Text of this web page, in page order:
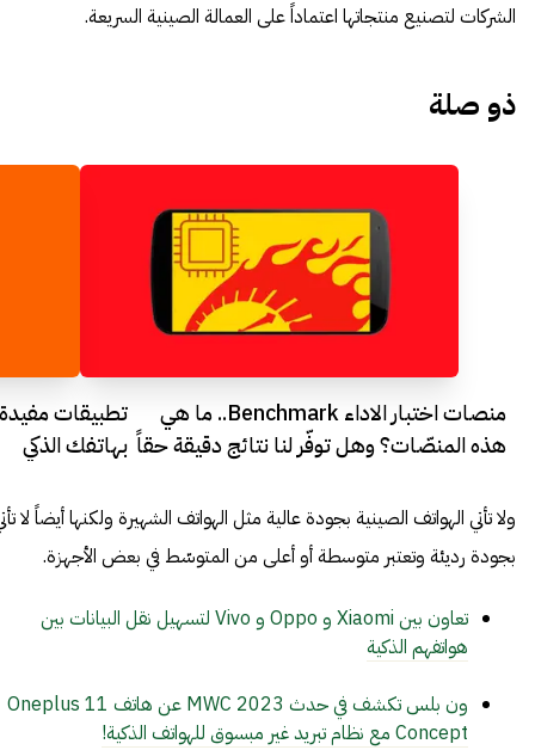
الشركات لتصنيع منتجاتها اعتماداً على العمالة الصينية السريعة.
ذو صلة
منصات اختبار الاداء Benchmark.. ما هي
هذه المنصّات؟ وهل توفّر لنا نتائج دقيقة حقاً بهاتفك الذكي
ولا تأتي الهواتف الصينية بجودة عالية مثل الهواتف الشهيرة ولكنها أيضاً لا
بجودة رديئة وتعتبر متوسطة أو أعلى من المتوسّط في بعض الأجهزة.
تعاون بين Xiaomi و Oppo و Vivo لتسهيل نقل البيانات بين
هواتفهم الذكية
ون بلس تكشف في حدث MWC 2023 عن هاتف Oneplus 11
Concept مع نظام تبريد غير مبسوق للهواتف الذكية!